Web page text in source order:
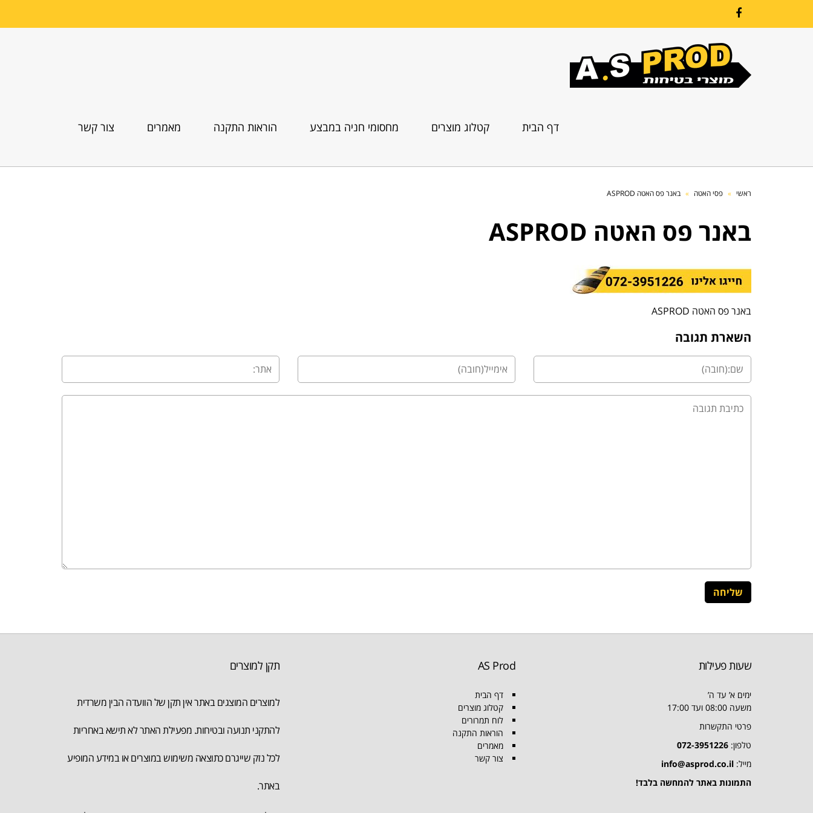
דף הבית קטלוג מוצרים מחסומי חניה במבצע הוראות התקנה מאמרים צור קשר
ראשי » פסי האטה » באנר פס האטה ASPROD
באנר פס האטה ASPROD
באנר פס האטה ASPROD
השארת תגובה
שעות פעילות
ימים א’ עד ה’
משעה 08:00 ועד 17:00
פרטי התקשרות
טלפון: 072-3951226
מייל: info@asprod.co.il
התמונות באתר להמחשה בלבד!
AS Prod
דף הבית
קטלוג מוצרים
לוח תמרורים
הוראות התקנה
מאמרים
צור קשר
תקן למוצרים
למוצרים המוצגים באתר אין תקן של הוועדה הבין משרדית
להתקני תנועה ובטיחות. מפעילת האתר לא תישא באחריות
לכל נזק שייגרם כתוצאה משימוש במוצרים או במידע המופיע
באתר.